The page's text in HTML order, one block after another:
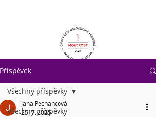
Příspěvek
Všechny příspěvky
Všechny příspěvky
Jana Pechancová
25. 7. 2025